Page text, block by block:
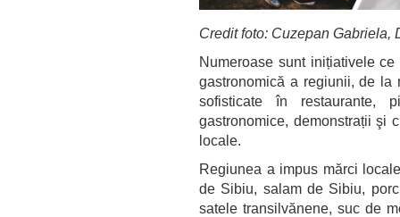
Credit foto: Cuzepan Gabriela,
Numeroase sunt inițiativele
gastronomică a regiunii, de
sofisticate în
gastronomice, demonstrații şi
locale.
Regiunea a impus mărci
de Sibiu, salam de Sibiu,
satele transilvănene, suc de